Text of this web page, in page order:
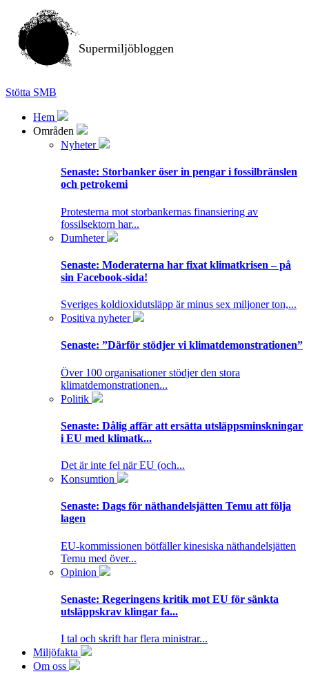
Supermiljöbloggen
Stötta SMB
Hem
Områden
Nyheter
Senaste: Storbanker öser in pengar i fossilbränslen
och petrokemi
Protesterna mot storbankernas finansiering av
fossilsektorn har...
Dumheter
Senaste: Moderaterna har fixat klimatkrisen – på
sin Facebook-sida!
Sveriges koldioxidutsläpp är minus sex miljoner ton,...
Positiva nyheter
Senaste: ”Därför stödjer vi klimatdemonstrationen”
Över 100 organisationer stödjer den stora
klimatdemonstrationen...
Politik
Senaste: Dålig affär att ersätta utsläppsminskningar
i EU med klimatk...
Det är inte fel när EU (och...
Konsumtion
Senaste: Dags för näthandelsjätten Temu att följa
lagen
EU-kommissionen bötfäller kinesiska näthandelsjätten
Temu med över...
Opinion
Senaste: Regeringens kritik mot EU för sänkta
utsläppskrav klingar fa...
I tal och skrift har flera ministrar...
Miljöfakta
Om oss